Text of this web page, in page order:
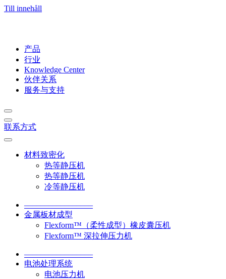
Till innehåll
产品
行业
Knowledge Center
伙伴关系
服务与支持
联系方式
材料致密化
热等静压机
热等静压机
冷等静压机
–––––––––––––––––
金属板材成型
Flexform™（柔性成型）橡皮囊压机
Flexform™ 深拉伸压力机
–––––––––––––––––
电池处理系统
电池压力机